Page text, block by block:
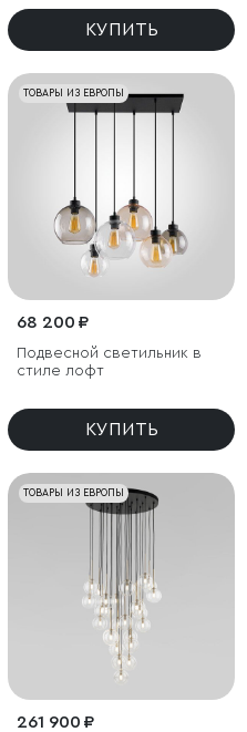
плафонами
КУПИТЬ
ТОВАРЫ ИЗ ЕВРОПЫ
68 200 ₽
Подвесной светильник в
стиле лофт
КУПИТЬ
ТОВАРЫ ИЗ ЕВРОПЫ
261 900 ₽